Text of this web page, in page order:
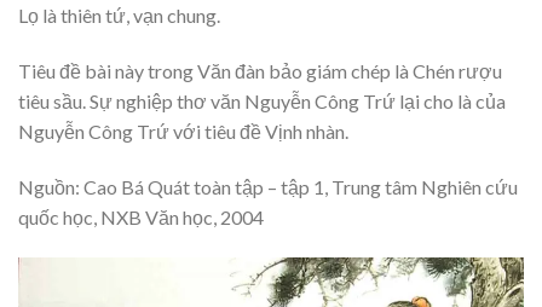
Lọ là thiên tứ, vạn chung.
Tiêu đề bài này trong Văn đàn bảo giám chép là Chén rượu
tiêu sầu. Sự nghiệp thơ văn Nguyễn Công Trứ lại cho là của
Nguyễn Công Trứ với tiêu đề Vịnh nhàn.
Nguồn: Cao Bá Quát toàn tập – tập 1, Trung tâm Nghiên cứu
quốc học, NXB Văn học, 2004